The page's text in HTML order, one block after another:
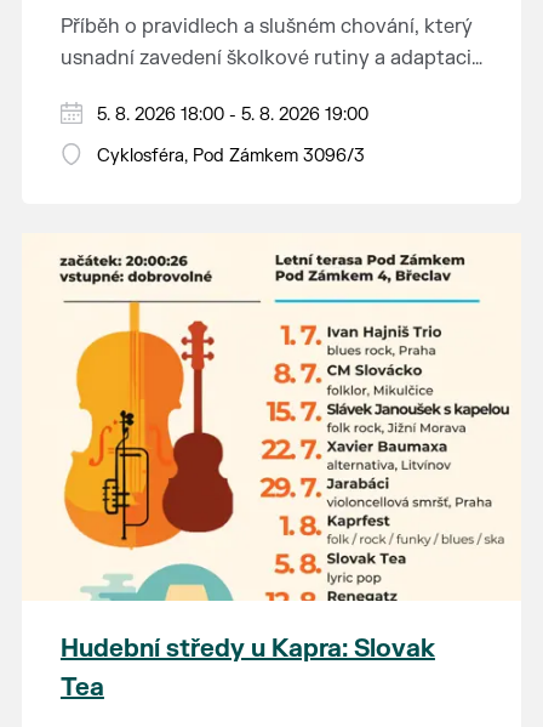
Příběh o pravidlech a slušném chování, který
usnadní zavedení školkové rutiny a adaptaci
Hraje se jen za příznivého počasí.
Vstupné dobrovolné.
5. 8. 2026 18:00 - 5. 8. 2026 19:00
Cyklosféra, Pod Zámkem 3096/3
Hudební středy u Kapra: Slovak
Tea